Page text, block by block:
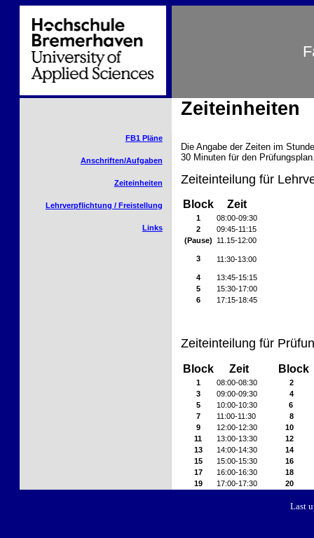
Zeiteinheiten
FB1 Pläne
Anschriften/Aufgaben
Zeiteinheiten
Lehrverpflichtung / Freistellung
Links
Die Angabe der Zeiten im
30 Minuten für den
Zeiteinteilung für
Block Zeit
1
08:00-09:30
2
09:45-11:15
(Pause)
11.15-12:00
3 11:30-13:00
4
13:45-15:15
5
15:30-17:00
6
17:15-18:45
Zeiteinteilung für
Block Zeit Block
1 08:00-08:30 2
3
09:00-09:30 4
5
10:00-10:30 6
7
11:00-11:30 8
9
12:00-12:30 10
11
13:00-13:30 12
13
14:00-14:30 14
15
15:00-15:30 16
17
16:00-16:30 18
19
17:00-17:30 20
Last